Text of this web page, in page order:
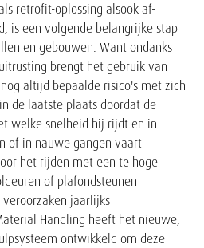
retrofit-oplossing alsook af-
is een volgende belangrijke stap
en gebouwen. Want ondanks
brengt het gebruik van
altijd bepaalde risico's met zich
de laatste plaats doordat de
welke snelheid hij rijdt en in
of in nauwe gangen vaart
het rijden met een te hoge
of plafondsteunen
jaarlijks
Handling heeft het nieuwe,
ontwikkeld om deze